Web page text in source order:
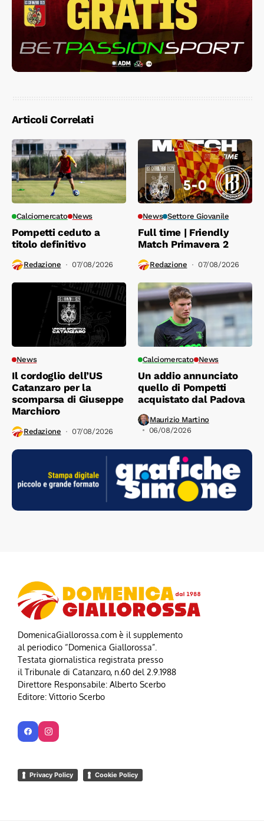
Articoli Correlati
Calciomercato News
Pompetti ceduto a
titolo definitivo
Redazione 07/08/2026
News Settore Giovanile
Full time | Friendly
Match Primavera 2
Redazione 07/08/2026
News
Il cordoglio dell’US
Catanzaro per la
scomparsa di Giuseppe
Marchioro
Redazione 07/08/2026
Calciomercato News
Un addio annunciato
quello di Pompetti
acquistato dal Padova
Maurizio Martino
06/08/2026
DomenicaGiallorossa.com è il supplemento
al periodico “Domenica Giallorossa”.
Testata giornalistica registrata presso
il Tribunale di Catanzaro, n.60 del 2.9.1988
Direttore Responsabile: Alberto Scerbo
Editore: Vittorio Scerbo
Privacy Policy Cookie Policy